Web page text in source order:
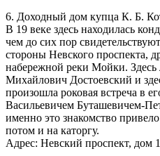
6. Доходный дом купца К. Б.
В 19 веке здесь находилась
чем до сих пор
стороны Невского проспекта,
набережной реки Мойки.
Михайлович Достоевский и
произошла роковая встреча в
Васильевичем Буташевичем-
именно это знакомство
потом и на каторгу.
Адрес: Невский проспект, дом